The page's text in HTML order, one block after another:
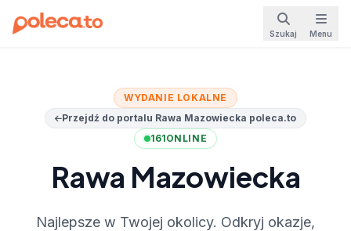
Szukaj Menu
WYDANIE LOKALNE
Przejdź do portalu Rawa Mazowiecka poleca.to
161ONLINE
Rawa Mazowiecka
Najlepsze w Twojej okolicy. Odkryj okazje,